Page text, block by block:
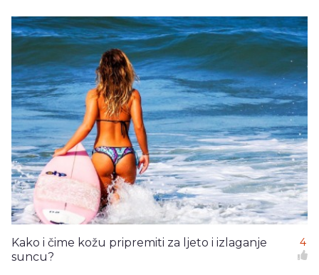
Kako i čime kožu pripremiti za ljeto i izlaganje
suncu?
4